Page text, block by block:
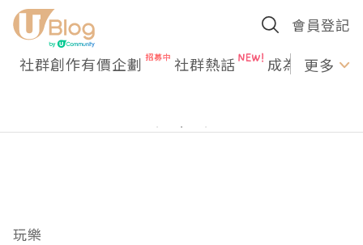
會員登記
社群創作有價企劃 社群熱話 成為U更多
玩樂